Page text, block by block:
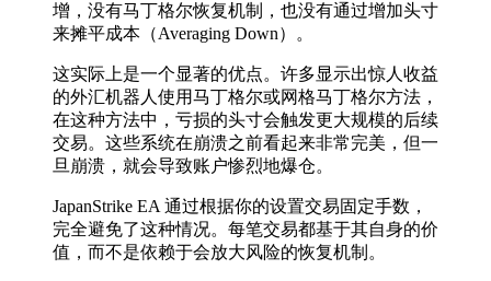
增，没有马丁格尔恢复机制，也没有通过增加头寸
来摊平成本（Averaging Down）。
这实际上是一个显著的优点。许多显示出惊人收益
的外汇机器人使用马丁格尔或网格马丁格尔方法，
在这种方法中，亏损的头寸会触发更大规模的后续
交易。这些系统在崩溃之前看起来非常完美，但一
旦崩溃，就会导致账户惨烈地爆仓。
JapanStrike EA 通过根据你的设置交易固定手数，
完全避免了这种情况。每笔交易都基于其自身的价
值，而不是依赖于会放大风险的恢复机制。